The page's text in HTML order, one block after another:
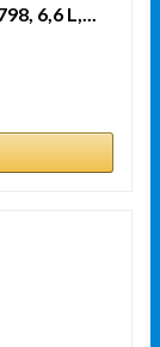
6,6 L,...